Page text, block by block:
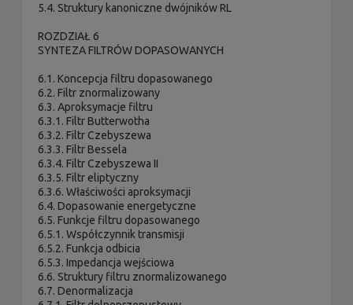
5.4. Struktury kanoniczne dwójników RL
ROZDZIAŁ 6
SYNTEZA FILTRÓW DOPASOWANYCH
6.1. Koncepcja filtru dopasowanego
6.2. Filtr znormalizowany
6.3. Aproksymacje filtru
6.3.1. Filtr Butterwotha
6.3.2. Filtr Czebyszewa
6.3.3. Filtr Bessela
6.3.4. Filtr Czebyszewa II
6.3.5. Filtr eliptyczny
6.3.6. Właściwości aproksymacji
6.4. Dopasowanie energetyczne
6.5. Funkcje filtru dopasowanego
6.5.1. Współczynnik transmisji
6.5.2. Funkcja odbicia
6.5.3. Impedancja wejściowa
6.6. Struktury filtru znormalizowanego
6.7. Denormalizacja